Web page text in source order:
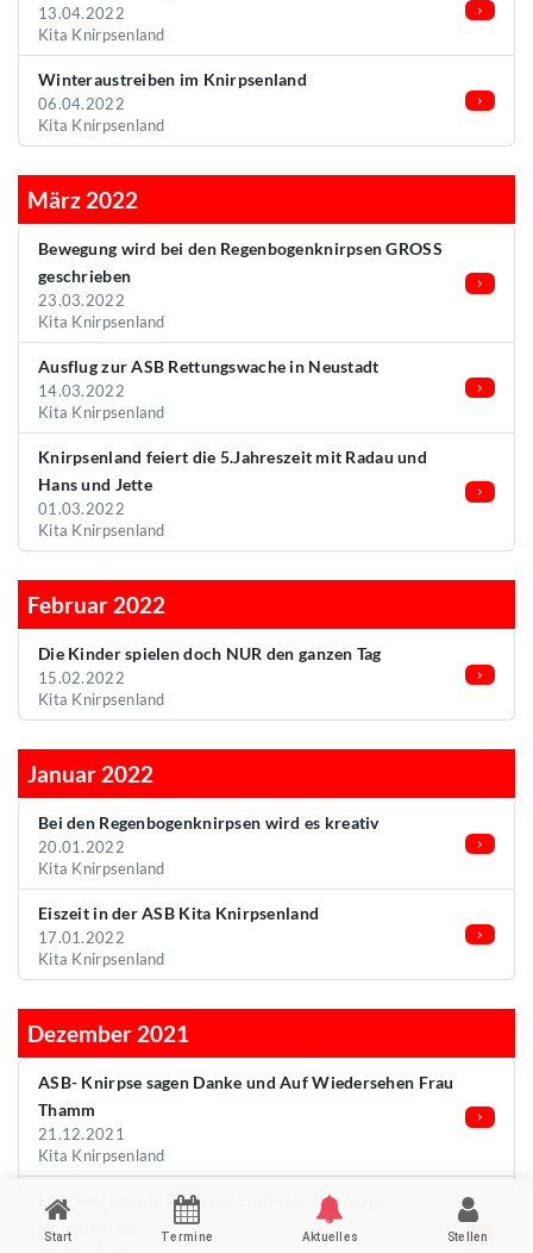
13.04.2022
Kita Knirpsenland
Winteraustreiben im Knirpsenland
06.04.2022
Kita Knirpsenland
März 2022
Bewegung wird bei den Regenbogenknirpsen GROSS
geschrieben
23.03.2022
Kita Knirpsenland
Ausflug zur ASB Rettungswache in Neustadt
14.03.2022
Kita Knirpsenland
Knirpsenland feiert die 5.Jahreszeit mit Radau und
Hans und Jette
01.03.2022
Kita Knirpsenland
Februar 2022
Die Kinder spielen doch NUR den ganzen Tag
15.02.2022
Kita Knirpsenland
Januar 2022
Bei den Regenbogenknirpsen wird es kreativ
20.01.2022
Kita Knirpsenland
Eiszeit in der ASB Kita Knirpsenland
17.01.2022
Kita Knirpsenland
Dezember 2021
ASB- Knirpse sagen Danke und Auf Wiedersehen Frau
Thamm
21.12.2021
Kita Knirpsenland
Eine aufregende Zeit zum Ende des Jahres im
Knirpsenland
Start Termine Aktuelles Stellen